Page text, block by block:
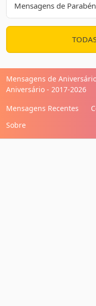
Mensagens de
Mensagens de
Aniversário - 2017-2026
Mensagens Recentes
Sobre